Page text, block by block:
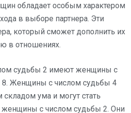
обладает особым характером
в выборе партнера. Эти
который сможет дополнить их
в отношениях.
судьбы 2 имеют женщины с
8. Женщины с числом судьбы 4
ума и могут стать
с числом судьбы 2. Они